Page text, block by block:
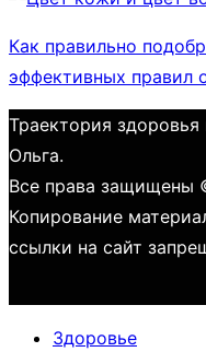
Как правильно
эффективных правил
Траектория
Ольга.
Все права защищены
Копирование
ссылки на сайт
Здоровье